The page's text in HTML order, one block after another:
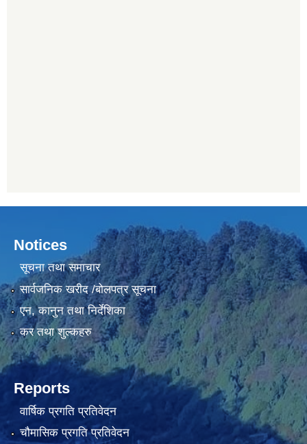
Notices
सूचना तथा समाचार
सार्वजनिक खरीद /बोलपत्र सूचना
एन, कानुन तथा निर्देशिका
कर तथा शुल्कहरु
Reports
वार्षिक प्रगति प्रतिवेदन
चौमासिक प्रगति प्रतिवेदन